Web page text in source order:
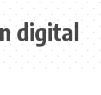
digital